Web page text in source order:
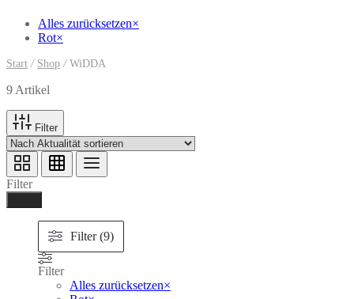
Alles zurücksetzen×
Rot×
Start / Shop /WiDDA
9 Artikel
Filter
Filter
Filter (9)
Filter
Alles zurücksetzen×